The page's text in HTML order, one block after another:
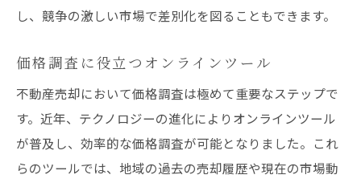
し、競争の激しい市場で差別化を図ることもできます。
価格調査に役立つオンラインツール
不動産売却において価格調査は極めて重要なステップで
す。近年、テクノロジーの進化によりオンラインツール
が普及し、効率的な価格調査が可能となりました。これ
らのツールでは、地域の過去の売却履歴や現在の市場動